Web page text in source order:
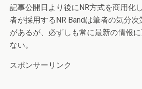
記事公開日より後にNR方式を商用化
者が採用するNR Bandは筆者の気分
があるが、必ずしも常に最新の情報
ない。
スポンサーリンク